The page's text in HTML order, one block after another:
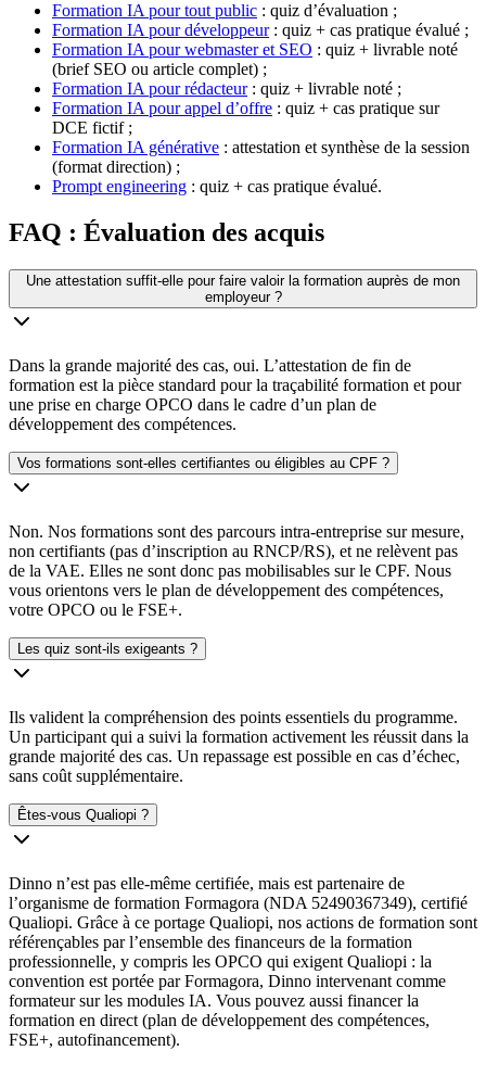
Formation IA pour tout public : quiz d’évaluation ;
Formation IA pour développeur: quiz + cas pratique évalué ;
Formation IA pour webmaster et SEO : quiz + livrable noté
(brief SEO ou article complet) ;
Formation IA pour rédacteur: quiz + livrable noté ;
Formation IA pour appel d’offre : quiz + cas pratique sur
DCE fictif ;
Formation IA générative : attestation et synthèse de la session
(format direction) ;
Prompt engineering : quiz + cas pratique évalué.
FAQ : Évaluation des acquis
Une attestation suffit-elle pour faire valoir la formation auprès de mon
employeur ?
Dans la grande majorité des cas, oui. L’attestation de fin de
formation est la pièce standard pour la traçabilité formation et pour
une prise en charge OPCO dans le cadre d’un plan de
développement des compétences.
Vos formations sont-elles certifiantes ou éligibles au CPF ?
Non. Nos formations sont des parcours intra-entreprise sur mesure,
non certifiants (pas d’inscription au RNCP/RS), et ne relèvent pas
de la VAE. Elles ne sont donc pas mobilisables sur le CPF. Nous
vous orientons vers le plan de développement des compétences,
votre OPCO ou le FSE+.
Les quiz sont-ils exigeants ?
Ils valident la compréhension des points essentiels du programme.
Un participant qui a suivi la formation activement les réussit dans la
grande majorité des cas. Un repassage est possible en cas d’échec,
sans coût supplémentaire.
Êtes-vous Qualiopi ?
Dinno n’est pas elle-même certifiée, mais est partenaire de
l’organisme de formation Formagora (NDA 52490367349), certifié
Qualiopi. Grâce à ce portage Qualiopi, nos actions de formation sont
référençables par l’ensemble des financeurs de la formation
professionnelle, y compris les OPCO qui exigent Qualiopi : la
convention est portée par Formagora, Dinno intervenant comme
formateur sur les modules IA. Vous pouvez aussi financer la
formation en direct (plan de développement des compétences,
FSE+, autofinancement).